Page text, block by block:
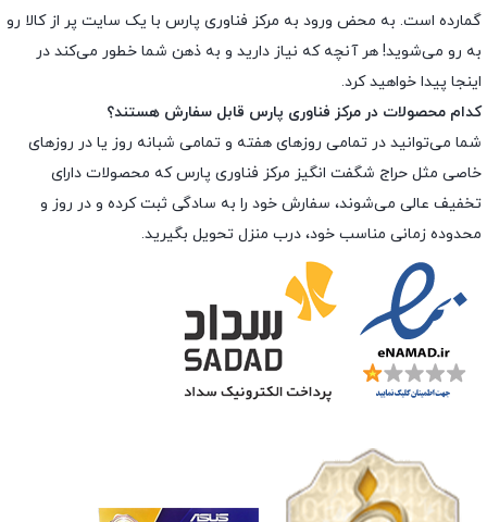
گمارده است. به محض ورود به مرکز فناوری پارس با یک سایت پر از کالا رو
به رو می‌شوید! هر آنچه که نیاز دارید و به ذهن شما خطور می‌کند در
اینجا پیدا خواهید کرد.
کدام محصولات در مرکز فناوری پارس قابل سفارش هستند؟
شما می‌توانید در تمامی روزهای هفته و تمامی شبانه روز یا در روزهای
خاصی مثل حراج شگفت انگیز مرکز فناوری پارس که محصولات دارای
تخفیف عالی می‌شوند، سفارش خود را به سادگی ثبت کرده و در روز و
محدوده زمانی مناسب خود، درب منزل تحویل بگیرید.